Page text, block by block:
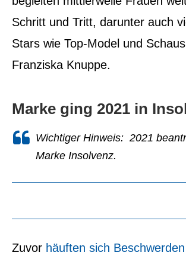
Schritt und Tritt, darunter auch
Stars wie Top-Model und
Franziska Knuppe.
Marke ging 2021 in
Wichtiger Hinweis: 2021
Marke Insolvenz.
Zuvor häuften sich Beschwerden